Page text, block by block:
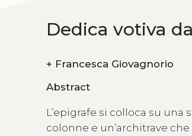
Dedica votiva
+ Francesca Giovagnorio
Abstract
L’epigrafe si colloca su
colonne e un’architrave